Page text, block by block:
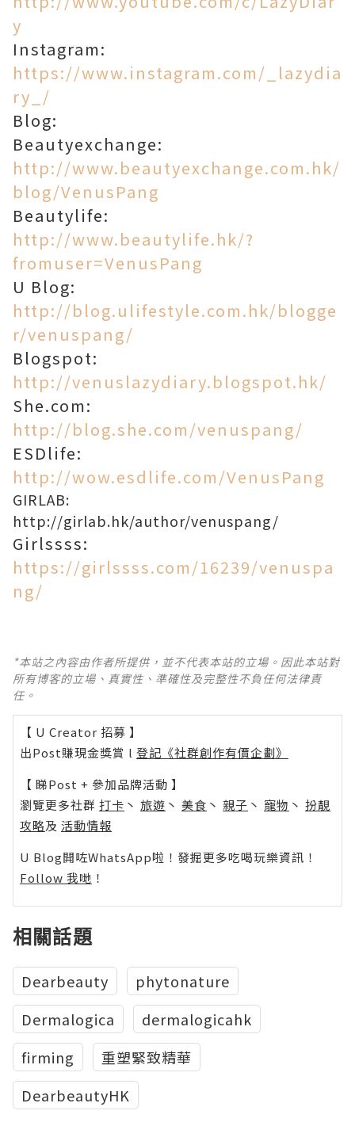
y
Instagram:
https://www.instagram.com/_lazydia
ry_/
Blog:
Beautyexchange:
http://www.beautyexchange.com.hk/
blog/VenusPang
Beautylife:
http://www.beautylife.hk/?
fromuser=VenusPang
U Blog:
http://blog.ulifestyle.com.hk/blogge
r/venuspang/
Blogspot:
http://venuslazydiary.blogspot.hk/
She.com:
http://blog.she.com/venuspang/
ESDlife:
http://wow.esdlife.com/VenusPang
GIRLAB:
http://girlab.hk/author/venuspang/
Girlssss:
https://girlssss.com/16239/venuspa
ng/
*本站之內容由作者所提供，並不代表本站的立場。因此本站對
所有博客的立場、真實性、準確性及完整性不負任何法律責
任。
【 U Creator 招募 】
出Post賺現金獎賞 l 登記《社群創作有價企劃》
【 睇Post + 參加品牌活動 】
瀏覽更多社群 打卡 丶 旅遊 丶 美食 丶 親子 丶 寵物 丶 扮靚
攻略及 活動情報
U Blog開咗WhatsApp啦！發掘更多吃喝玩樂資訊！
Follow 我哋 ！
相關話題
‎Dearbeauty
phytonature
Dermalogica
dermalogicahk
firming
重塑緊致精華
DearbeautyHK